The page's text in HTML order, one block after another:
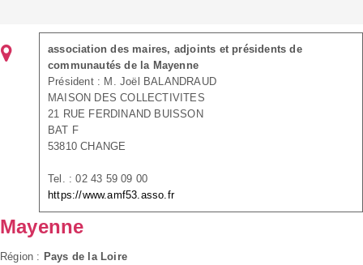
association des maires, adjoints et présidents de
communautés de la Mayenne
Président : M. Joël BALANDRAUD
MAISON DES COLLECTIVITES
21 RUE FERDINAND BUISSON
BAT F
53810 CHANGE
Tel. : 02 43 59 09 00
https://www.amf53.asso.fr
Mayenne
Région : Pays de la Loire